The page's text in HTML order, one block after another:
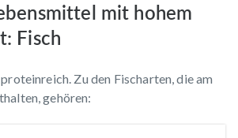
mit hohem
Fisch
Zu den Fischarten, die am
gehören: